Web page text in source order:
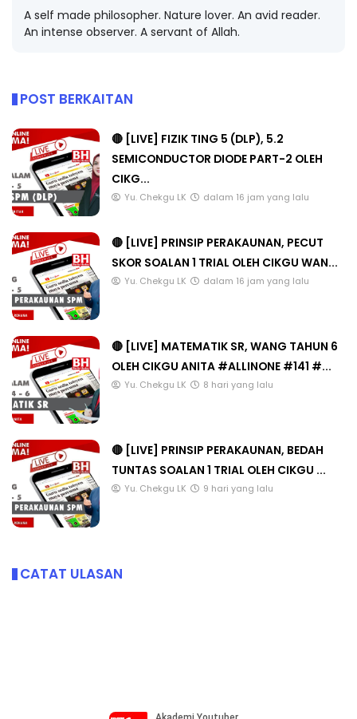
A self made philosopher. Nature lover. An avid reader.
An intense observer. A servant of Allah.
POST BERKAITAN
🔴 [LIVE] FIZIK TING 5 (DLP), 5.2
SEMICONDUCTOR DIODE PART-2 OLEH
CIKG...
Yu. Chekgu LK dalam 16 jam yang lalu
🔴 [LIVE] PRINSIP PERAKAUNAN, PECUT
SKOR SOALAN 1 TRIAL OLEH CIKGU WAN...
Yu. Chekgu LK dalam 16 jam yang lalu
🔴 [LIVE] MATEMATIK SR, WANG TAHUN 6
OLEH CIKGU ANITA #ALLINONE #141 #...
Yu. Chekgu LK 8 hari yang lalu
🔴 [LIVE] PRINSIP PERAKAUNAN, BEDAH
TUNTAS SOALAN 1 TRIAL OLEH CIKGU ...
Yu. Chekgu LK 9 hari yang lalu
CATAT ULASAN